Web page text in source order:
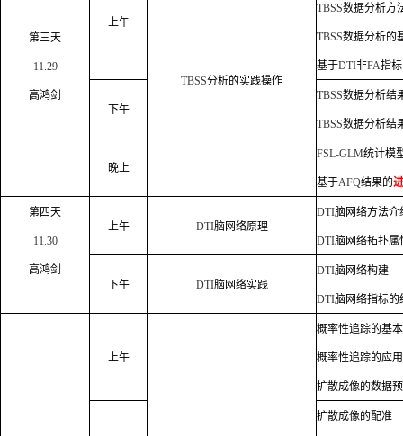
第三天
11.29
高鸿剑
上午
TBSS分析的实践操作
TBSS数据分析方
TBSS数据分析的
基于DTI非FA指
下午
TBSS数据分析结
TBSS数据分析结
晚上
FSL-GLM统计模
基于AFQ结果的
第四天
11.30
高鸿剑
上午 DTI脑网络原理
DTI脑网络方法介
DTI脑网络拓扑属
下午 DTI脑网络实践
DTI脑网络构建
DTI脑网络指标的
上午
概率性追踪的基
概率性追踪的应用
扩散成像的数据
扩散成像的配准